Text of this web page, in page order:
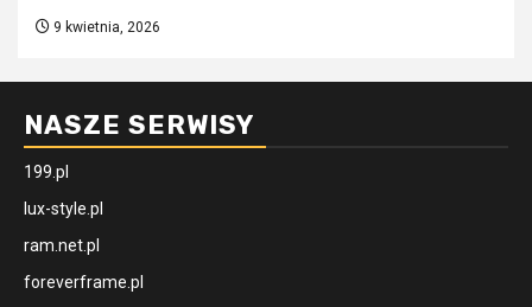
9 kwietnia, 2026
NASZE SERWISY
199.pl
lux-style.pl
ram.net.pl
foreverframe.pl